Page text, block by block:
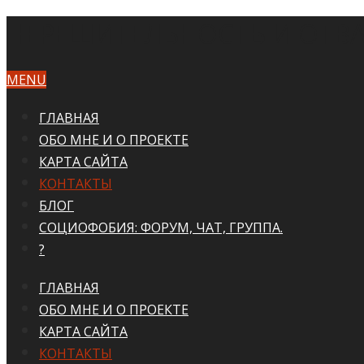
MENU
ГЛАВНАЯ
ОБО МНЕ И О ПРОЕКТЕ
КАРТА САЙТА
КОНТАКТЫ
БЛОГ
СОЦИОФОБИЯ: ФОРУМ, ЧАТ, ГРУППА.
?
ГЛАВНАЯ
ОБО МНЕ И О ПРОЕКТЕ
КАРТА САЙТА
КОНТАКТЫ